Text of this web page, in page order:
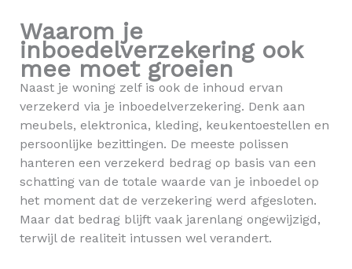
Waarom je
inboedelverzekering ook
mee moet groeien
Naast je woning zelf is ook de inhoud ervan
verzekerd via je inboedelverzekering. Denk aan
meubels, elektronica, kleding, keukentoestellen en
persoonlijke bezittingen. De meeste polissen
hanteren een verzekerd bedrag op basis van een
schatting van de totale waarde van je inboedel op
het moment dat de verzekering werd afgesloten.
Maar dat bedrag blijft vaak jarenlang ongewijzigd,
terwijl de realiteit intussen wel verandert.